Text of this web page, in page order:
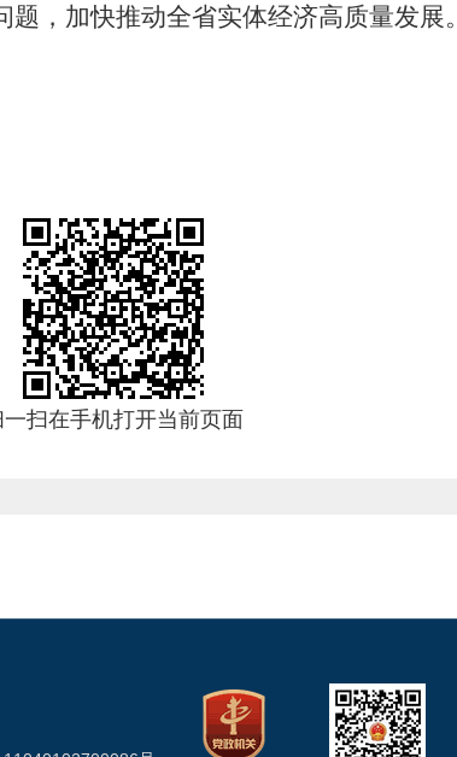
，加快推动全省实体经济高质量发展。
一扫在手机打开当前页面